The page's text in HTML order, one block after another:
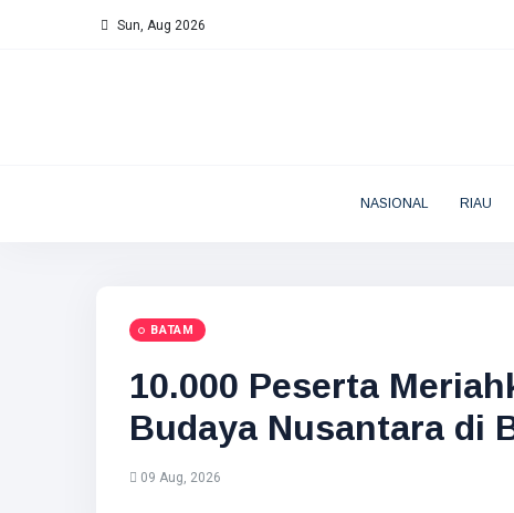
Sun, Aug 2026
NASIONAL RIAU
BATAM
10.000 Peserta
Budaya Nusantara di
09 Aug, 2026